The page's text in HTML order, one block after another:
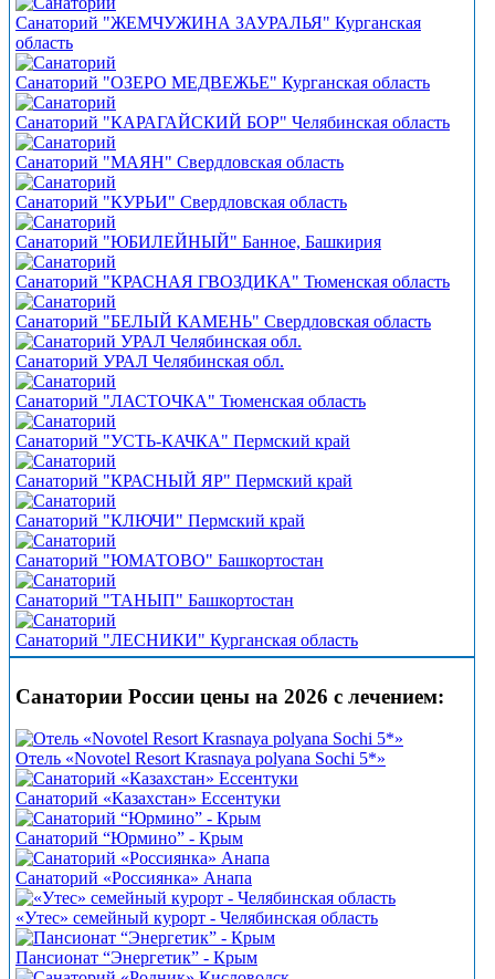
Санаторий "ЖЕМЧУЖИНА ЗАУРАЛЬЯ" Курганская
область
Санаторий "ОЗЕРО МЕДВЕЖЬЕ" Курганская область
Санаторий "КАРАГАЙСКИЙ БОР" Челябинская область
Санаторий "МАЯН" Свердловская область
Санаторий "КУРЬИ" Свердловская область
Санаторий "ЮБИЛЕЙНЫЙ" Банное, Башкирия
Санаторий "КРАСНАЯ ГВОЗДИКА" Тюменская область
Санаторий "БЕЛЫЙ КАМЕНЬ" Свердловская область
Санаторий УРАЛ Челябинская обл.
Санаторий "ЛАСТОЧКА" Тюменская область
Санаторий "УСТЬ-КАЧКА" Пермский край
Санаторий "КРАСНЫЙ ЯР" Пермский край
Санаторий "КЛЮЧИ" Пермский край
Санаторий "ЮМАТОВО" Башкортостан
Санаторий "ТАНЫП" Башкортостан
Санаторий "ЛЕСНИКИ" Курганская область
Санатории России цены на 2026 с лечением:
Отель «Novotel Resort Krasnaya polyana Sochi 5*»
Санаторий «Казахстан» Ессентуки
Санаторий “Юрмино” - Крым
Санаторий «Россиянка» Анапа
«Утес» семейный курорт - Челябинская область
Пансионат “Энергетик” - Крым